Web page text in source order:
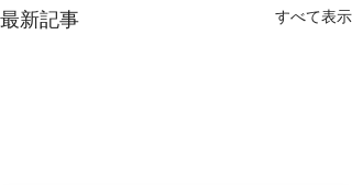
最新記事 すべて表示